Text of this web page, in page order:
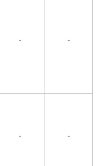
- -
- -